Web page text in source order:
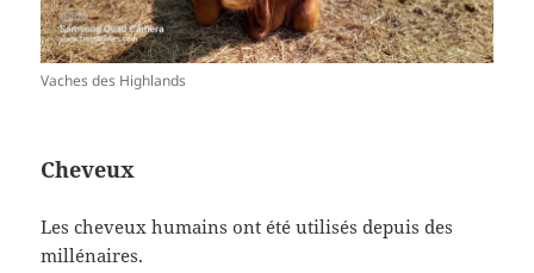
Vaches des Highlands
Cheveux
Les cheveux humains ont été utilisés depuis des
millénaires.